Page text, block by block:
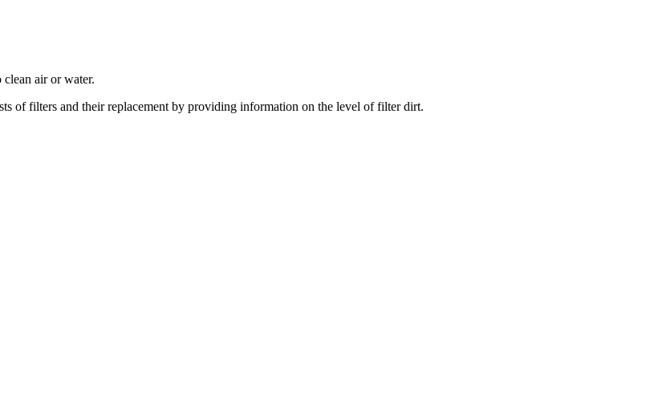
air or water.
of filters and their replacement by providing information on the level of filter dirt.